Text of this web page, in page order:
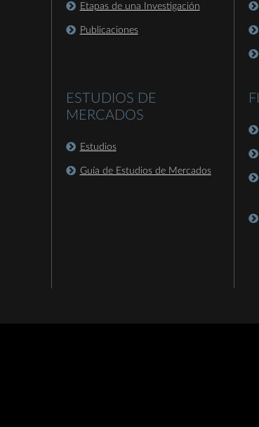
Etapas de una Investigación
Publicaciones
ESTUDIOS DE
MERCADOS
Estudios
Guía de Estudios de Mercados